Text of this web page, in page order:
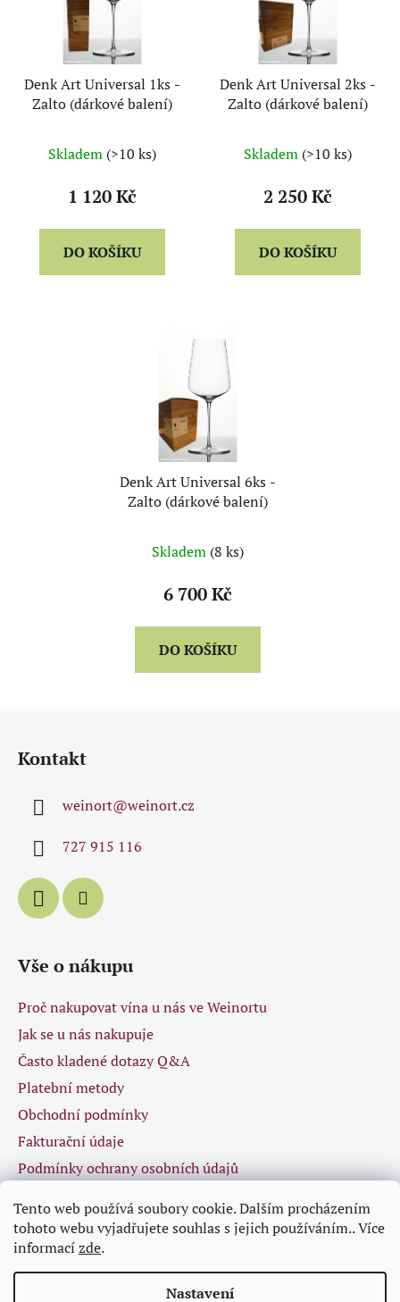
Tento web používá soubory cookie. Dalším procházením
tohoto webu vyjadřujete souhlas s jejich používáním.. Více
informacízde.
Nastavení
Denk Art Universal 1ks -
Zalto (dárkové balení)
Skladem (>10 ks)
1 120 Kč
DO KOŠÍKU
Denk Art Universal 2ks -
Zalto (dárkové balení)
Skladem (>10 ks)
2 250 Kč
DO KOŠÍKU
Denk Art Universal 6ks -
Zalto (dárkové balení)
Skladem (8 ks)
6 700 Kč
DO KOŠÍKU
Kontakt
weinort@weinort.cz
727 915 116
Vše o nákupu
Proč nakupovat vína u nás ve Weinortu
Jak se u nás nakupuje
Často kladené dotazy Q&A
Platební metody
Obchodní podmínky
Fakturační údaje
Podmínky ochrany osobních údajů
Facebook